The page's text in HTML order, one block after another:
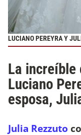
LUCIANO PEREYRA Y
La increíble
Luciano
esposa,
Julia Rezzuto